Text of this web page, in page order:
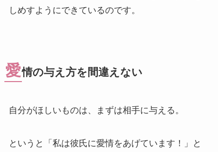
しめすようにできているのです。
愛情の与え方を間違えない
自分がほしいものは、まずは相手に与える。
というと「私は彼氏に愛情をあげています！」と